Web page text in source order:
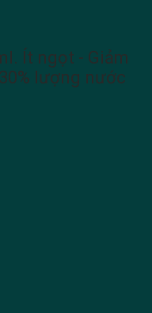
Ít ngọt - Giảm
lượng nước